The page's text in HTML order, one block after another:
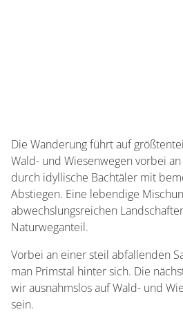
Die Wanderung führt auf
Wald- und Wiesenwegen vorbei
durch idyllische Bachtäler mit
Abstiegen. Eine lebendige
abwechslungsreichen
Naturweganteil.
Vorbei an einer steil abfallenden
man Primstal hinter sich. Die
wir ausnahmslos auf Wald- und
sein.